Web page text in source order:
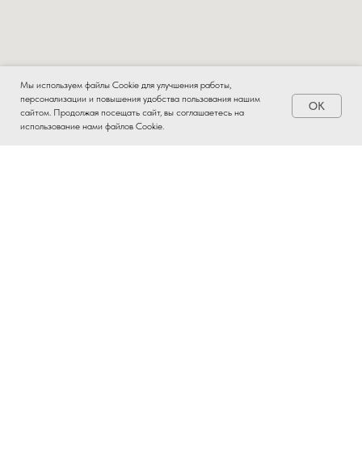
Мы используем файлы Cookie для улучшения работы,
персонализации и повышения удобства пользования нашим
сайтом. Продолжая посещать сайт, вы соглашаетесь на
использование нами файлов Cookie.
OK